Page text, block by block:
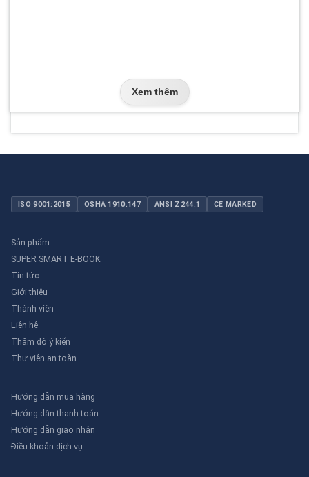
Xem thêm
ISO 9001:2015 OSHA 1910.147 ANSI Z244.1 CE MARKED
Sản phẩm
SUPER SMART E-BOOK
Tin tức
Giới thiệu
Thành viên
Liên hệ
Thăm dò ý kiến
Thư viên an toàn
Hướng dẫn mua hàng
Hướng dẫn thanh toán
Hướng dẫn giao nhận
Điều khoản dịch vụ